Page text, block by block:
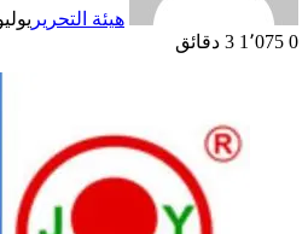
هيئة التحرير يوليو 19,
0
3 دقائق